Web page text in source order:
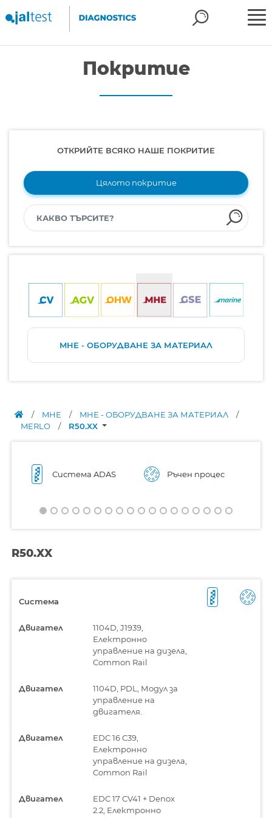
Покритие
ОТКРИЙТЕ ВСЯКО НАШЕ ПОКРИТИЕ
Цялото покритие
MHE - ОБОРУДВАНЕ ЗА МАТЕРИАЛ
/ MHE / MHE - ОБОРУДВАНЕ ЗА МАТЕРИАЛ
/
MERLO
/ R50.XX
Система ADAS Ръчен процес
R50.XX
Система
Двигател
1104D, J1939,
Електронно
управление на дизела,
Common Rail
Двигател
1104D, PDL, Модул за
управление на
двигателя.
Двигател
EDC 16 C39,
Електронно
управление на дизела,
Common Rail
Двигател
EDC 17 CV41 + Denox
2.2, Електронно